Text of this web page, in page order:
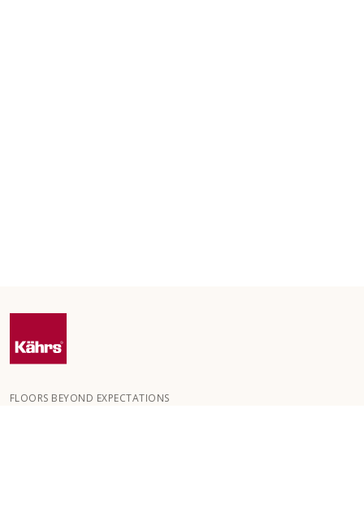
FLOORS BEYOND EXPECTATIONS